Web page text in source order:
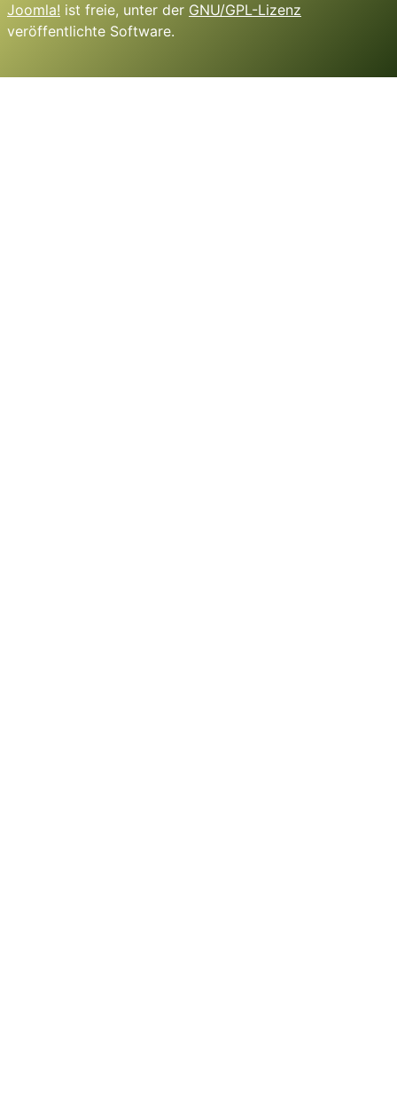
Joomla! ist freie, unter der GNU/GPL-Lizenz
veröffentlichte Software.